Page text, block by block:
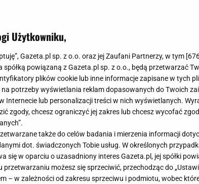
Użytkowniku,
Gazeta.pl sp. z o.o. oraz jej Zaufani Partnerzy, w tym [
spółką powiązaną z Gazeta.pl sp. z o.o., będą przetwarzać
plików cookie lub inne informacje zapisane w tych
potrzeby wyświetlania reklam dopasowanych do Twoich
Internecie lub personalizacji treści w nich wyświetlanych.
zgody, chcesz ograniczyć jej zakres lub chcesz wycofać
także do celów badania i mierzenia informacji
dot. świadczonych Tobie usług. W określonych
się w oparciu o uzasadniony interes Gazeta.pl, jej spółki
przetwarzaniu możesz się sprzeciwić, przechodząc do
– w zależności od zakresu sprzeciwu i podmiotu, wobec